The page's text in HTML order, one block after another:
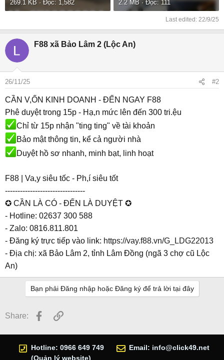
269.1 KB · Đọc: 1,582 2.2 MB · Đọc: 111
Last edited: 22/9/25
F88 xã Bảo Lâm 2 (Lộc An)
26/11/25 #2
CẦN V,ỐN KINH DOANH - ĐẾN NGAY F88
Phê duyệt trong 15p - Hạ,n mức lên đến 300 tri.ệu
Chỉ từ 15p nhận "ting ting" về tài khoản
Bảo mật thông tin, kể cả người nhà
Duyệt hồ sơ nhanh, minh bạt, linh hoạt
F88 | Va,y siêu tốc - Ph,í siêu tốt
--------------------------------
✪ CẦN LÀ CÓ - ĐẾN LÀ DUYỆT ✪
- Hotline: 02637 300 588
- Zalo: 0816.811.801
- Đăng ký trực tiếp vào link: https://vay.f88.vn/G_LDG22013
- Địa chị: xã Bảo Lâm 2, tỉnh Lâm Đồng (ngã 3 chợ cũ Lộc
An)
Bạn phải Đăng nhập hoặc Đăng ký để trả lời tại đây
Share: Facebook
Link
Hotline: 0966 649 749
(Quản lý website)
Email: info@click49.net